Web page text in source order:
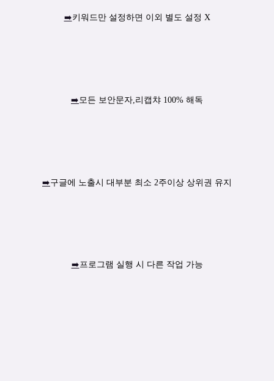
➡️키워드만 설정하면 이외 별도 설정 X
➡️ 모든 보안문자,리캡챠 100% 해독
➡️구글에 노출시 대부분 최소 2주이상 상위권 유지
➡️프로그램 실행 시 다른 작업 가능